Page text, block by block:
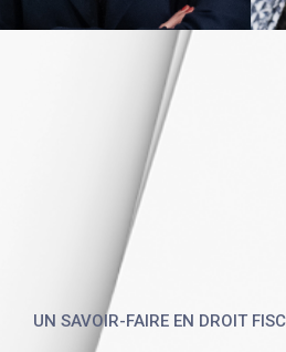
UN SAVOIR-FAIRE EN DROIT